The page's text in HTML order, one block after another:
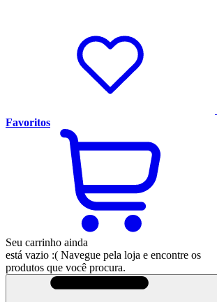
Favoritos
Seu carrinho ainda
está vazio :( Navegue pela loja e encontre os
produtos que você procura.